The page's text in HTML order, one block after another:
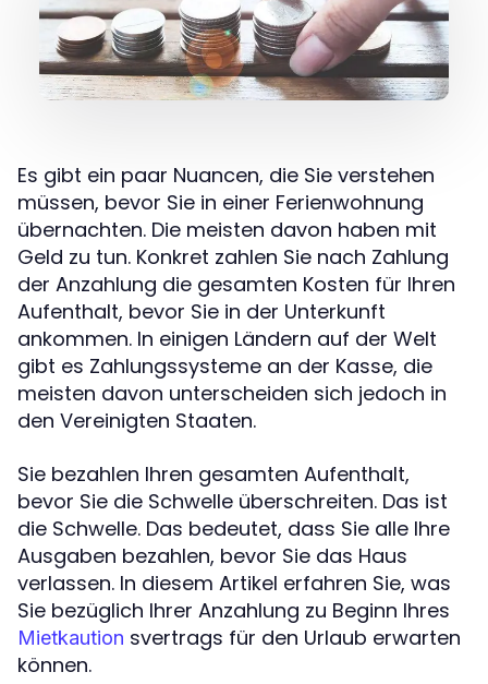
Es gibt ein paar Nuancen, die Sie verstehen
müssen, bevor Sie in einer Ferienwohnung
übernachten. Die meisten davon haben mit
Geld zu tun. Konkret zahlen Sie nach Zahlung
der Anzahlung die gesamten Kosten für Ihren
Aufenthalt, bevor Sie in der Unterkunft
ankommen. In einigen Ländern auf der Welt
gibt es Zahlungssysteme an der Kasse, die
meisten davon unterscheiden sich jedoch in
den Vereinigten Staaten.
Sie bezahlen Ihren gesamten Aufenthalt,
bevor Sie die Schwelle überschreiten. Das ist
die Schwelle. Das bedeutet, dass Sie alle Ihre
Ausgaben bezahlen, bevor Sie das Haus
verlassen. In diesem Artikel erfahren Sie, was
Sie bezüglich Ihrer Anzahlung zu Beginn Ihres
Mietkaution svertrags für den Urlaub erwarten
können.